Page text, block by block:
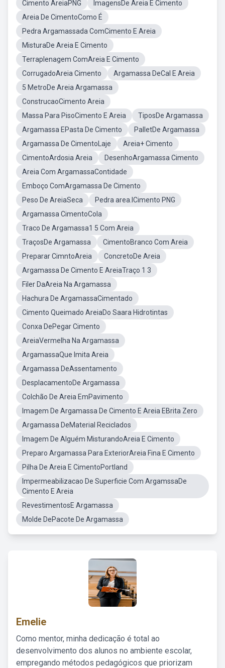
Cimento AreiaPNG
ImagensDe Areia E Cimento
Areia De CimentoComo É
Pedra Argamassada ComCimento E Areia
MisturaDe Areia E Cimento
Terraplenagem ComAreia E Cimento
CorrugadoAreia Cimento
Argamassa DeCal E Areia
5 MetroDe Areia Argamassa
ConstrucaoCimento Areia
Massa Para PisoCimento E Areia
TiposDe Argamassa
Argamassa EPasta De Cimento
PalletDe Argamassa
Argamassa De CimentoLaje
Areia+ Cimento
CimentoArdosia Areia
DesenhoArgamassa Cimento
Areia Com ArgamassaContidade
Emboço ComArgamassa De Cimento
Peso De AreiaSeca
Pedra area.ICimento PNG
Argamassa CimentoCola
Traco De Argamassa1 5 Com Areia
TraçosDe Argamassa
CimentoBranco Com Areia
Preparar CimntoAreia
ConcretoDe Areia
Argamassa De Cimento E AreiaTraço 1 3
Filer DaAreia Na Argamassa
Hachura De ArgamassaCimentado
Cimento Queimado AreiaDo Saara Hidrotintas
Conxa DePegar Cimento
AreiaVermelha Na Argamassa
ArgamassaQue Imita Areia
Argamassa DeAssentamento
DesplacamentoDe Argamassa
Colchão De Areia EmPavimento
Imagem De Argamassa De Cimento E Areia EBrita Zero
Argamassa DeMaterial Reciclados
Imagem De Alguém MisturandoAreia E Cimento
Preparo Argamassa Para ExteriorAreia Fina E Cimento
Pilha De Areia E CimentoPortland
Impermeabilizacao De Superficie Com ArgamssaDe
Cimento E Areia
RevestimentosE Argamassa
Molde DePacote De Argamassa
Emelie
Como mentor, minha dedicação é total ao
desenvolvimento dos alunos no ambiente escolar,
empregando métodos pedagógicos que priorizam